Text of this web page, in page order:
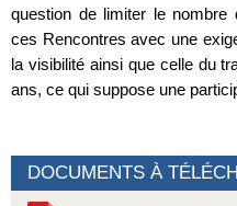
question de limiter le nombre
ces Rencontres avec une
la visibilité ainsi que celle du
ans, ce qui suppose une
DOCUMENTS À